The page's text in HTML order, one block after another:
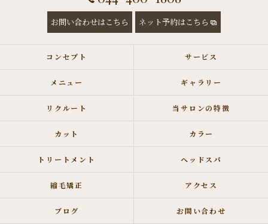
お問い合わせはこちら ネット予約はこちら
コンセプト サービス
メニュー ギャラリー
リクルート 当サロンの特徴
カット カラー
トリートメント ヘッドスパ
縮毛矯正 アクセス
ブログ お問い合わせ